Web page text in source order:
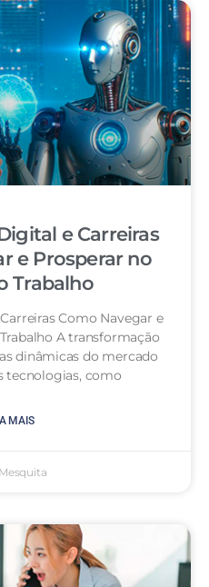
e Carreiras
e Prosperar no
Trabalho
Como Navegar e
A transformação
dinâmicas do mercado
tecnologias, como
MAIS